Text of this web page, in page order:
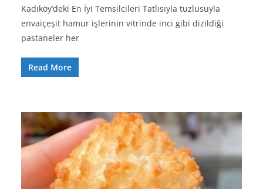
Kadıköy’deki En İyi Temsilcileri Tatlısıyla tuzlusuyla
envaiçeşit hamur işlerinin vitrinde inci gibi dizildiği
pastaneler her
Read More